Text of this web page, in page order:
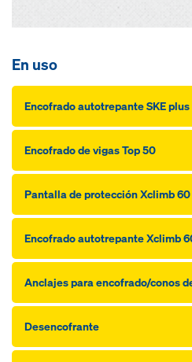
En uso
Encofrado autotrepante SKE plus
Encofrado de vigas Top 50
Pantalla de protección Xclimb 60
Encofrado autotrepante Xclimb
Anclajes para encofrado/conos
Desencofrante